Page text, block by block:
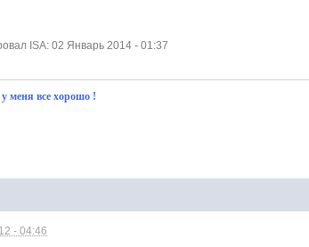
ISA: 02 Январь 2014 - 01:37
меня все хорошо !
- 04:46